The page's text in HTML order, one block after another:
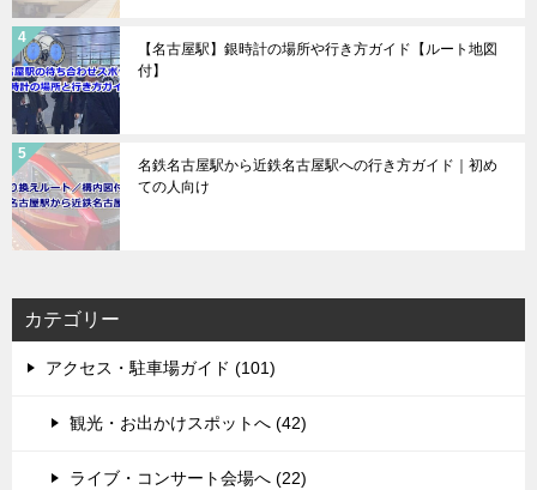
【名古屋駅】銀時計の場所や行き方ガイド【ルート地図
付】
名鉄名古屋駅から近鉄名古屋駅への行き方ガイド｜初め
ての人向け
カテゴリー
アクセス・駐車場ガイド (101)
観光・お出かけスポットへ (42)
ライブ・コンサート会場へ (22)